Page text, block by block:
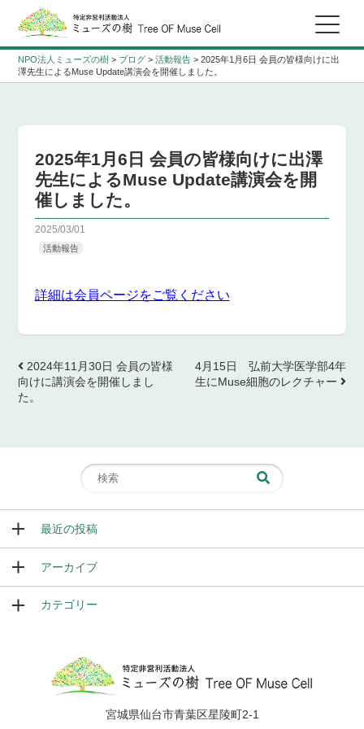
NPO法人ミューズの樹 > ブログ >活動報告 >2025年1月6日 会員の皆様向けに出
澤先生によるMuse Update講演会を開催しました。
2025年1月6日 会員の皆様向けに出澤
先生によるMuse Update講演会を開
催しました。
2025/03/01
活動報告
詳細は会員ページをご覧ください
2024年11月30日 会員の皆様
向けに講演会を開催しまし
た。
4月15日 弘前大学医学部4年
生にMuse細胞のレクチャー
最近の投稿
アーカイブ
カテゴリー
宮城県仙台市青葉区星陵町2-1